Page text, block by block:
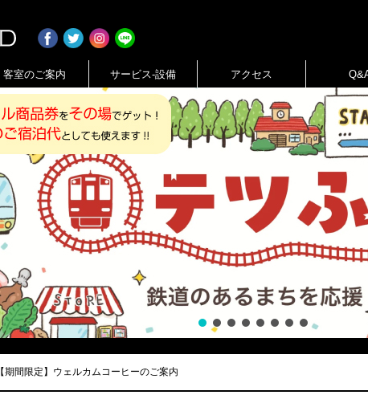
客室のご案内 サービス-設備 アクセス
【期間限定】ウェルカムコーヒーのご案内